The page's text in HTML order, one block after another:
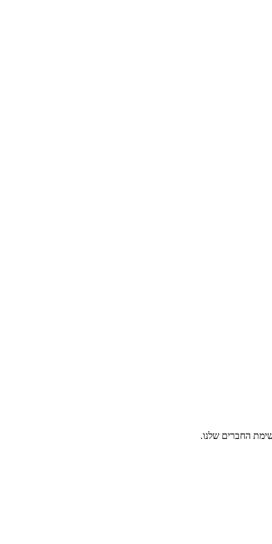
החברים שלנו.